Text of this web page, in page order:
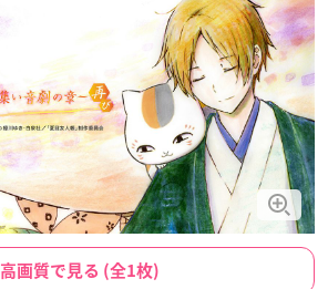
高画質で見る (全1枚)